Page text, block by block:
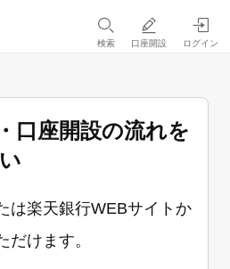
検索 口座開設 ログイン
口座開設の流れを
は楽天銀行WEBサイトか
だけます。